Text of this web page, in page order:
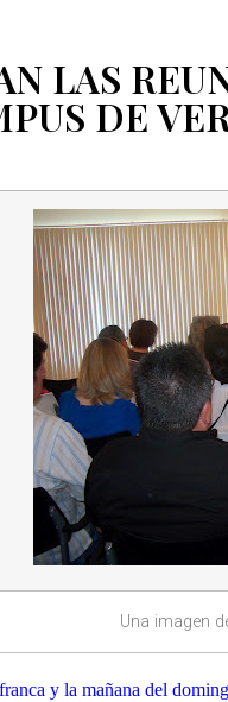
LAS
DE
Una imagen
y la mañana del